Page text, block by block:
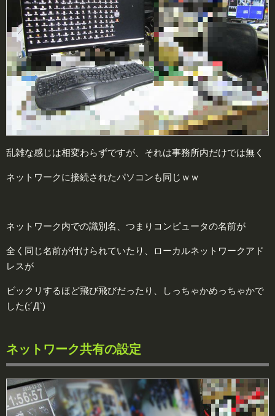
乱雑な感じは相変わらずですが、それは事務所内だけでは無く
ネットワークに接続されたパソコンも同じｗｗ
ネットワーク内での識別名、つまりコンピュータの名前が
全く同じ名前が付けられていたり、ローカルネットワークアド
レスが
ビックリするほど飛び飛びだったり、しっちゃかめっちゃかで
した(;´Д`)
ネットワーク共有の設定